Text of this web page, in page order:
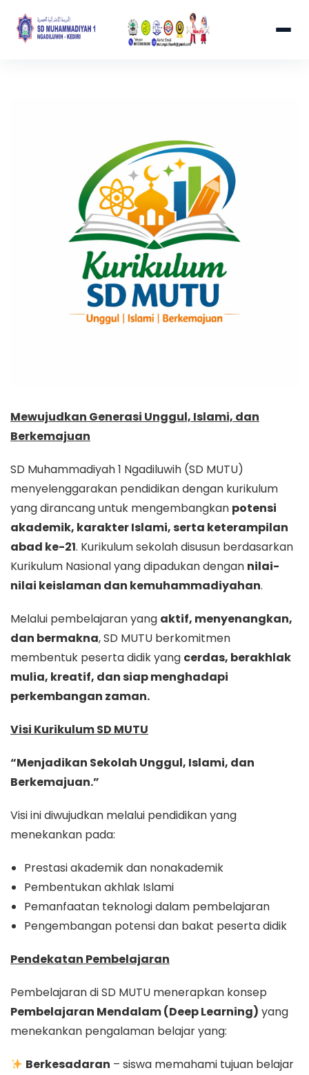
Mewujudkan Generasi Unggul, Islami, dan
Berkemajuan
SD Muhammadiyah 1 Ngadiluwih (SD MUTU)
menyelenggarakan pendidikan dengan kurikulum
yang dirancang untuk mengembangkan potensi
akademik, karakter Islami, serta keterampilan
abad ke-21. Kurikulum sekolah disusun berdasarkan
Kurikulum Nasional yang dipadukan dengan nilai-
nilai keislaman dan kemuhammadiyahan.
Melalui pembelajaran yang aktif, menyenangkan,
dan bermakna, SD MUTU berkomitmen
membentuk peserta didik yang cerdas, berakhlak
mulia, kreatif, dan siap menghadapi
perkembangan zaman.
Visi Kurikulum SD MUTU
“Menjadikan Sekolah Unggul, Islami, dan
Berkemajuan.”
Visi ini diwujudkan melalui pendidikan yang
menekankan pada:
Prestasi akademik dan nonakademik
Pembentukan akhlak Islami
Pemanfaatan teknologi dalam pembelajaran
Pengembangan potensi dan bakat peserta didik
Pendekatan Pembelajaran
Pembelajaran di SD MUTU menerapkan konsep
Pembelajaran Mendalam (Deep Learning) yang
menekankan pengalaman belajar yang:
Berkesadaran – siswa memahami tujuan belajar